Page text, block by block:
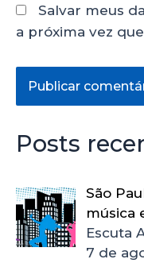
Salvar meus
a próxima vez
Posts
São
música
Escuta
7 de